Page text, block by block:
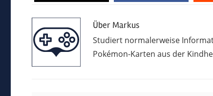
Über Markus
Studiert normalerweise
Pokémon-Karten aus der